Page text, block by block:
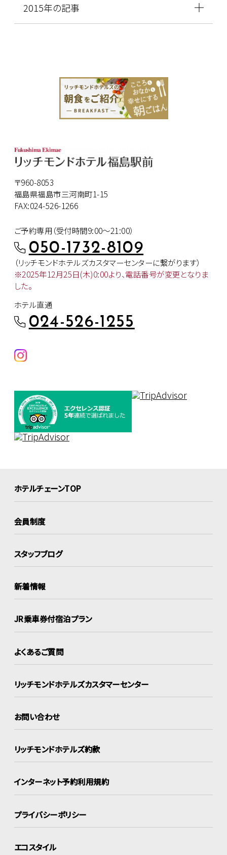
2015年の記事
〒960-8053
福島県福島市三河南町1-15
FAX:024-526-1266
ご予約専用（受付時間9:00～21:00）
050-1732-8109
（リッチモンドホテルズカスタマーセンターに繋がります）
※2025年12月25日(木)0:00より、電話番号が変更となりま
した。
ホテル直通
024-526-1255
ホテルチェーンTOP
会員制度
スタッフブログ
新着情報
JR乗車券付宿泊プラン
よくあるご質問
リッチモンドホテルズカスタマーセンター
お問い合わせ
リッチモンドホテルズ約款
インターネット予約利用規約
プライバシーポリシー
エコスタイル